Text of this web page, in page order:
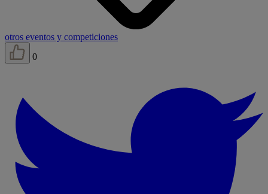
otros eventos y competiciones
0